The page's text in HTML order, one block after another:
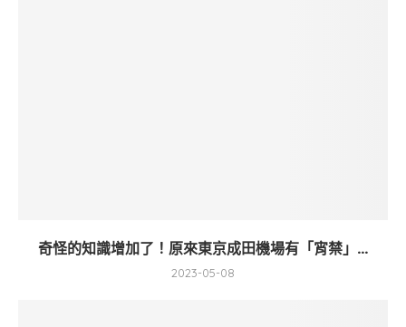
奇怪的知識增加了！原來東京成田機場有「宵禁」...
2023-05-08